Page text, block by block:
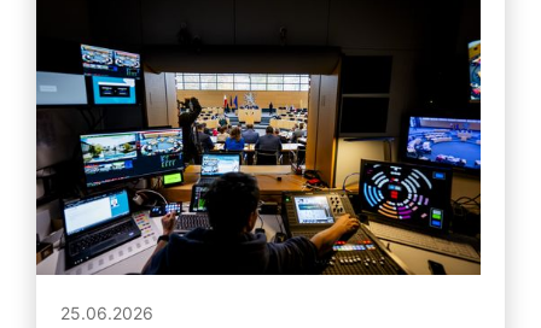
25.06.2026